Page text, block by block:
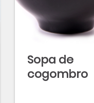
Sopa de
cogombro